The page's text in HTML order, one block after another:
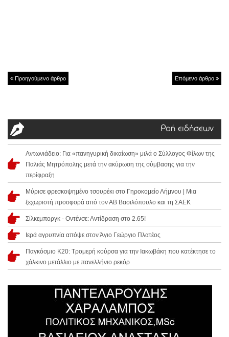
Προηγούμενο άρθρο Επόμενο άρθρο
Ροή ειδήσεων
Αντωνιάδειο: Για «πανηγυρική δικαίωση» μιλά ο Σύλλογος Φίλων της
Παλιάς Μητρόπολης μετά την ακύρωση της σύμβασης για την
περίφραξη
Μύρισε φρεσκοψημένο τσουρέκι στο Γηροκομείο Λήμνου | Μια
ξεχωριστή προσφορά από τον ΑΒ Βασιλόπουλο και τη ΣΑΕΚ
Σίλκεμποργκ - Οντένσε: Αντίδραση στο 2.65!
Ιερά αγρυπνία απόψε στον Άγιο Γεώργιο Πλατέος
Παγκόσμιο Κ20: Τρομερή κούρσα για την Ιακωβάκη που κατέκτησε το
χάλκινο μετάλλιο με πανελλήνιο ρεκόρ